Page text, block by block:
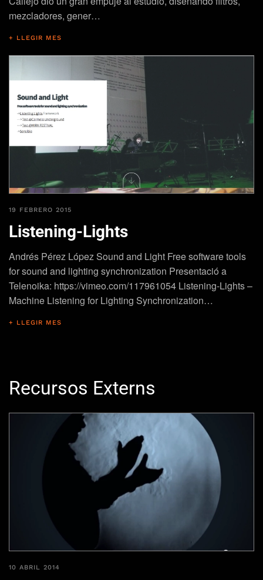
mezcladores, gener…
+ LLEGIR MES
19 FEBRERO 2015
Listening-Lights
Andrés Pérez López Sound and Light Free software tools
for sound and lighting synchronization Presentació a
Telenoika: https://vimeo.com/117961054 Listening-Lights –
Machine Listening for Lighting Synchronization…
+ LLEGIR MES
Recursos Externs
10 ABRIL 2014